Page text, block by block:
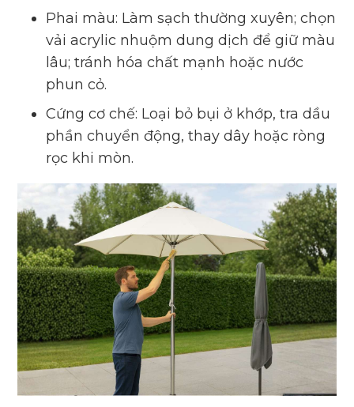
Phai màu: Làm sạch thường xuyên; chọn
vải acrylic nhuộm dung dịch để giữ màu
lâu; tránh hóa chất mạnh hoặc nước
phun cỏ.
Cứng cơ chế: Loại bỏ bụi ở khớp, tra dầu
phần chuyển động, thay dây hoặc ròng
rọc khi mòn.